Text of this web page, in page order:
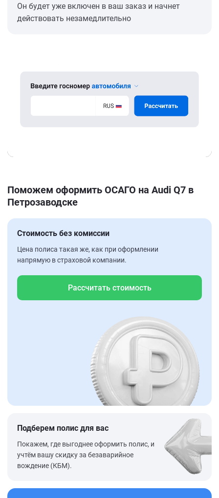
Он будет уже включен в ваш заказ и начнет
действовать незамедлительно
Поможем оформить ОСАГО на Audi Q7 в
Петрозаводске
Стоимость без комиссии
Цена полиса такая же, как при оформлении
напрямую в страховой компании.
Рассчитать стоимость
Подберем полис для вас
Покажем, где выгоднее оформить полис, и
учтём вашу скидку за безаварийное
вождение (КБМ).